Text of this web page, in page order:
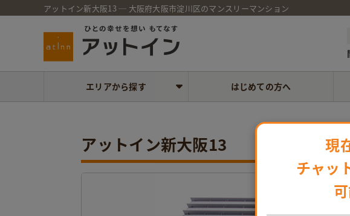
アットイン新大阪13 ─ 大阪府大阪市淀川区のマンスリーマンション
エリアから探す はじめての方へ
アットイン新大阪13
現
チャッ